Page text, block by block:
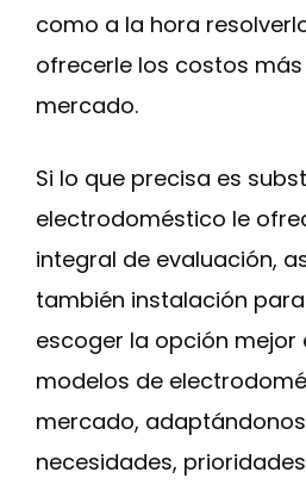
como a la hora
ofrecerle los costos
mercado.
Si lo que precisa es
electrodoméstico le
integral de evaluación,
también instalación
escoger la opción mejor
modelos de
mercado,
necesidades,